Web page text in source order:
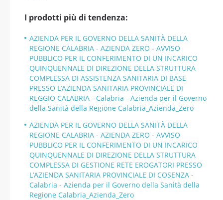
I prodotti più di tendenza:
AZIENDA PER IL GOVERNO DELLA SANITÀ DELLA
REGIONE CALABRIA - AZIENDA ZERO - AVVISO
PUBBLICO PER IL CONFERIMENTO DI UN INCARICO
QUINQUENNALE DI DIREZIONE DELLA STRUTTURA
COMPLESSA DI ASSISTENZA SANITARIA DI BASE
PRESSO L’AZIENDA SANITARIA PROVINCIALE DI
REGGIO CALABRIA - Calabria - Azienda per il Governo
della Sanità della Regione Calabria_Azienda_Zero
AZIENDA PER IL GOVERNO DELLA SANITÀ DELLA
REGIONE CALABRIA - AZIENDA ZERO - AVVISO
PUBBLICO PER IL CONFERIMENTO DI UN INCARICO
QUINQUENNALE DI DIREZIONE DELLA STRUTTURA
COMPLESSA DI GESTIONE RETE EROGATORI PRESSO
L’AZIENDA SANITARIA PROVINCIALE DI COSENZA -
Calabria - Azienda per il Governo della Sanità della
Regione Calabria_Azienda_Zero